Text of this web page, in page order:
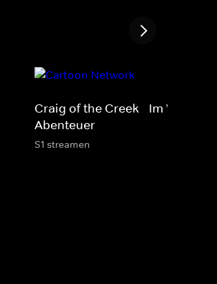
Craig of the Creek - Im Wald der
Abenteuer
S1 streamen